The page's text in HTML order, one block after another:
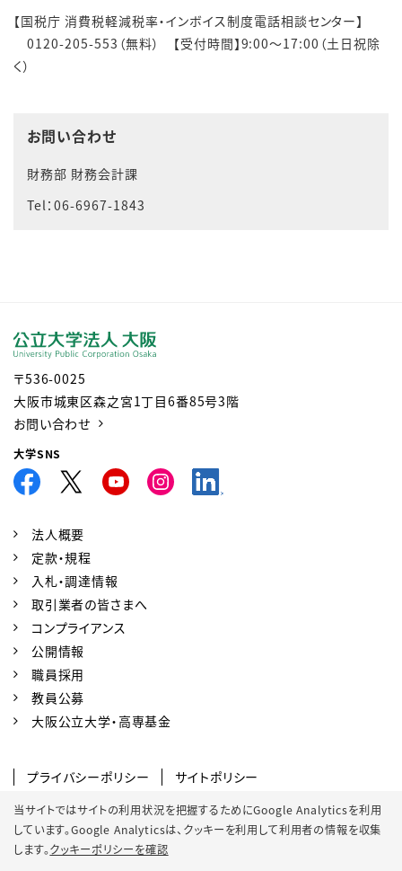
【国税庁 消費税軽減税率・インボイス制度電話相談センター】
0120-205-553（無料） 【受付時間】9:00～17:00（土日祝除
く）
お問い合わせ
財務部 財務会計課
Tel：06-6967-1843
当サイトではサイトの利用状況を把握するためにGoogle Analyticsを利用
しています。Google Analyticsは、 クッキーを利用して利用者の情報を収集
します。クッキーポリシーを確認
〒536-0025
大阪市城東区森之宮1丁目6番85号3階
お問い合わせ
大学SNS
法人概要
定款・規程
入札・調達情報
取引業者の皆さまへ
コンプライアンス
公開情報
職員採用
教員公募
大阪公立大学・高専基金
プライバシーポリシー
サイトポリシー
ソーシャルメディアポリシー
クッキーポリシー
サイトマップ